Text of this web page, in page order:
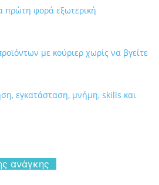
πρώτη φορά εξωτερική
με κούριερ χωρίς να βγείτε
εγκατάσταση, μνήμη, skills και
ανάγκης